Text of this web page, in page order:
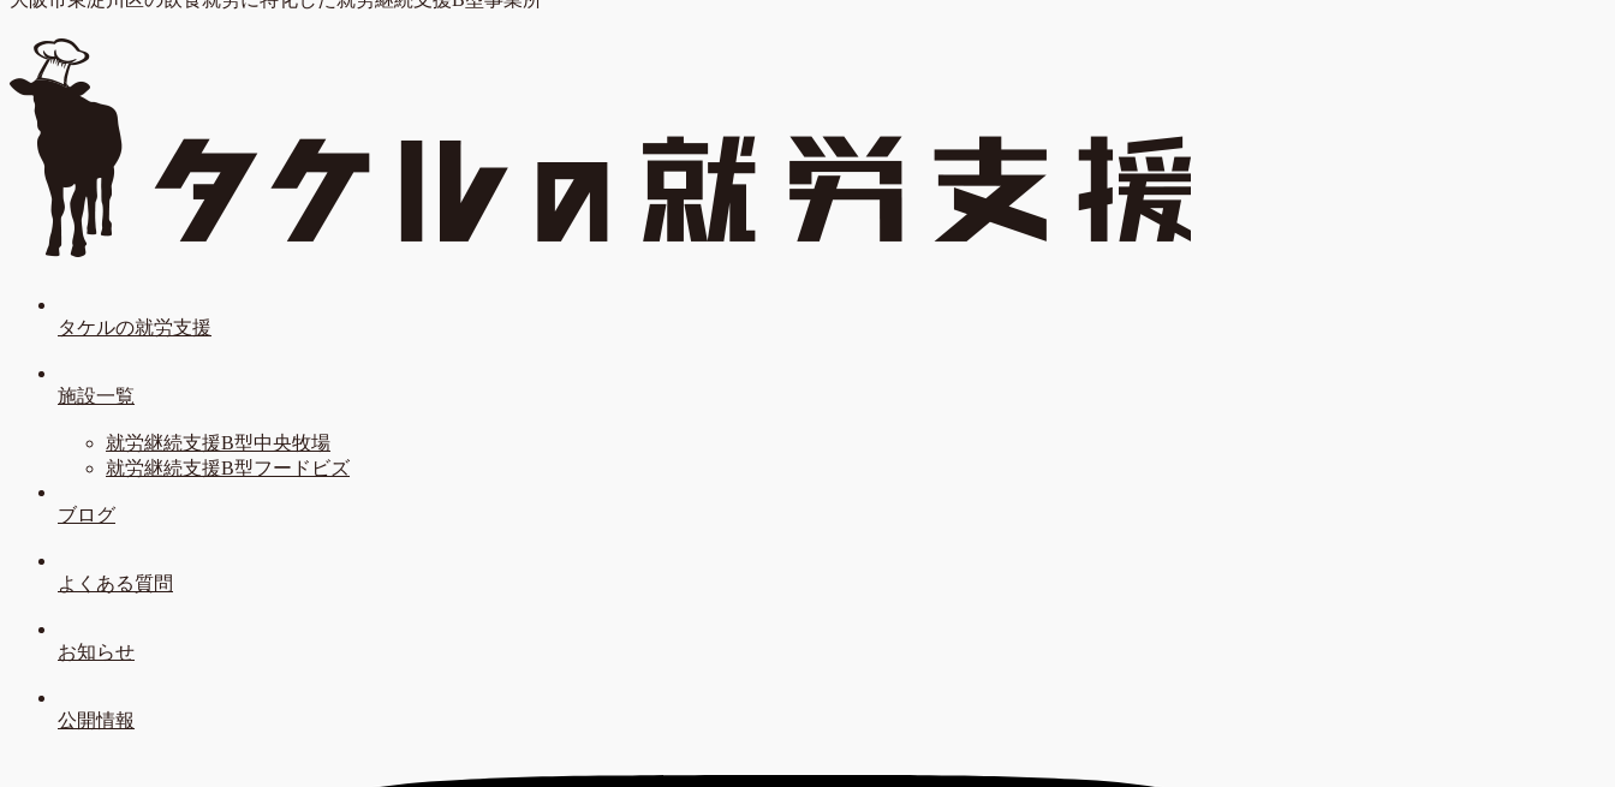
タケルの就労支援
施設一覧
就労継続支援B型中央牧場
就労継続支援B型フードビズ
ブログ
よくある質問
お知らせ
公開情報